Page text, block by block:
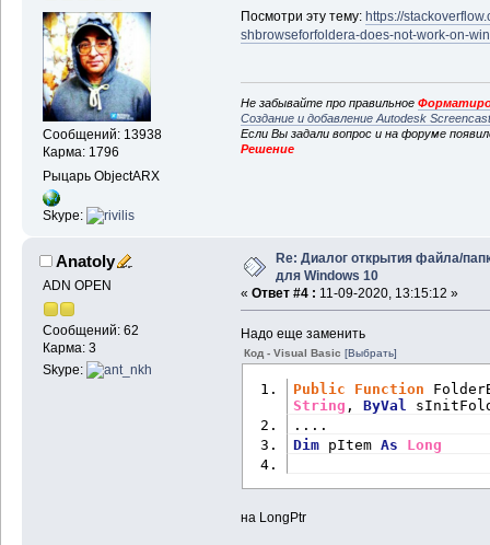
Сообщений: 13938
Карма: 1796
Рыцарь ObjectARX
Skype:
Посмотри эту тему: https://
shbrowseforfoldera-does-not-work-on-
Не забывайте про правильное
Создание и добавление Autodesk
Если Вы задали вопрос и на форуме
Решение
Anatoly
ADN OPEN
Сообщений: 62
Карма: 3
Skype:
Re: Диалог открытия файла/
для Windows 10
« Ответ #4 : 11-09-2020, 13:15:12 »
Надо еще заменить
Код - Visual Basic [Выбрать]
Public Function
String , ByVal
....
Dim pItem As Long
на LongPtr